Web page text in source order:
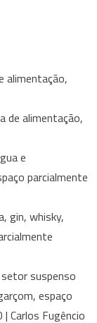
alimentação,
de alimentação,
e
parcialmente
gin, whisky,
suspenso
espaço
Carlos Fugêncio